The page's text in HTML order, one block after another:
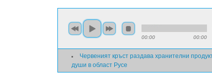
00:00 00:00
Червеният кръст раздава хранителни
души в област Русе